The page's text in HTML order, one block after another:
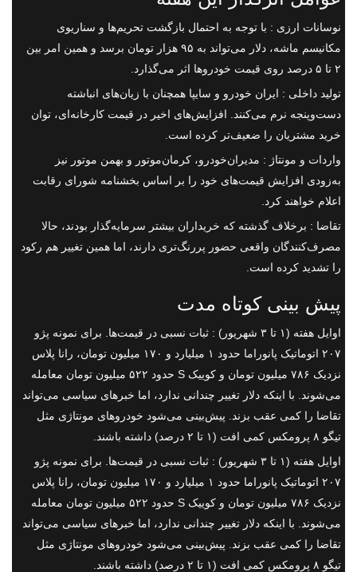
نوسانات ارزی : با توجه به احتمال بازگشت تحریم‌ها و سناریوی
مکانیسم ماشه، دلار می‌تواند به ۹۵ هزار تومان برسد و همین امر بین
تولید داخلی : ایران خودرو و سایپا همچنان با زیان‌های انباشته
دست‌وپنجه نرم می‌کنند. افزایش‌های اخیر در قیمت کارخانه‌ای، توان
خرید مشتریان را ضعیف‌تر کرده است.
واردات و مونتاژ : مدیران‌خودرو، کرمان‌موتور و بهمن موتور نیز
به‌زودی افزایش قیمت‌های خود را بر اساس بخشنامه شورای رقابت
اعلام خواهند کرد.
تقاضا : برخلاف گذشته که خریداران بیشتر سرمایه‌گذار بودند، حالا
مصرف‌کنندگان واقعی حضور پررنگ‌تری دارند، اما همین تغییر هم رکود
را تشدید کرده است.
پیش بینی کوتاه مدت
اوایل هفته (۱ تا ۳ شهریور) : ثبات نسبی در قیمت‌ها. برای نمونه پژو
۲۰۷ اتوماتیک پانوراما حدود ۱ میلیارد و ۱۷۰ میلیون تومان، رانا پلاس
نزدیک ۷۸۶ میلیون تومان و کوییک S حدود ۵۲۲ میلیون تومان معامله
می‌شوند. با اینکه دلار تغییر چندانی ندارد، اما خبرهای سیاسی می‌تواند
تقاضا را کمی عقب بزند. پیش‌بینی می‌شود خودروهای مونتاژی مثل
تیگو ۸ پرومکس کمی افت (۱ تا ۲ درصد) داشته باشند.
اوایل هفته (۱ تا ۳ شهریور) : ثبات نسبی در قیمت‌ها. برای نمونه پژو
۲۰۷ اتوماتیک پانوراما حدود ۱ میلیارد و ۱۷۰ میلیون تومان، رانا پلاس
نزدیک ۷۸۶ میلیون تومان و کوییک S حدود ۵۲۲ میلیون تومان معامله
می‌شوند. با اینکه دلار تغییر چندانی ندارد، اما خبرهای سیاسی می‌تواند
تقاضا را کمی عقب بزند. پیش‌بینی می‌شود خودروهای مونتاژی مثل
تیگو ۸ پرومکس کمی افت (۱ تا ۲ درصد) داشته باشند.